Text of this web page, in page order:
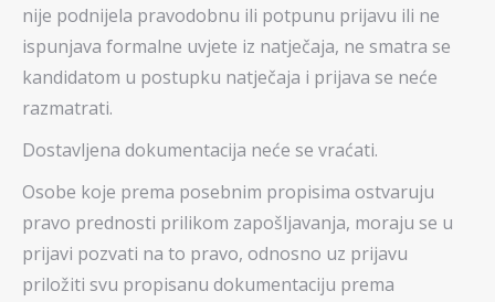
nije podnijela pravodobnu ili potpunu prijavu ili ne
ispunjava formalne uvjete iz natječaja, ne smatra se
kandidatom u postupku natječaja i prijava se neće
razmatrati.
Dostavljena dokumentacija neće se vraćati.
Osobe koje prema posebnim propisima ostvaruju
pravo prednosti prilikom zapošljavanja, moraju se u
prijavi pozvati na to pravo, odnosno uz prijavu
priložiti svu propisanu dokumentaciju prema